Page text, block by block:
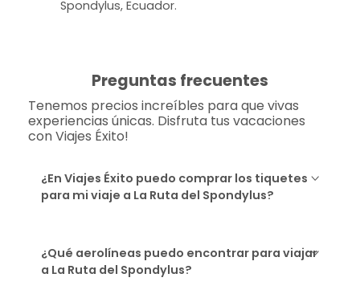
Spondylus, Ecuador.
Preguntas frecuentes
Tenemos precios increíbles para que vivas
experiencias únicas. Disfruta tus vacaciones
con Viajes Éxito!
¿En Viajes Éxito puedo comprar los tiquetes
para mi viaje a La Ruta del Spondylus?
¿Qué aerolíneas puedo encontrar para viajar
a La Ruta del Spondylus?